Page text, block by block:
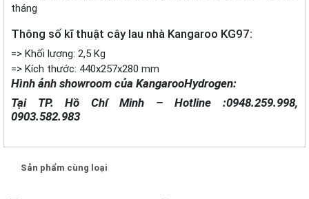
tháng
Thông số kĩ thuật cây lau nhà Kangaroo KG97:
=> Khối lượng: 2,5 Kg
=> Kích thước: 440x257x280 mm
Hình ảnh showroom của KangarooHydrogen:
Tại TP. Hồ Chí Minh – Hotline :0948.259.998,
0903.582.983
Sản phẩm cùng loại